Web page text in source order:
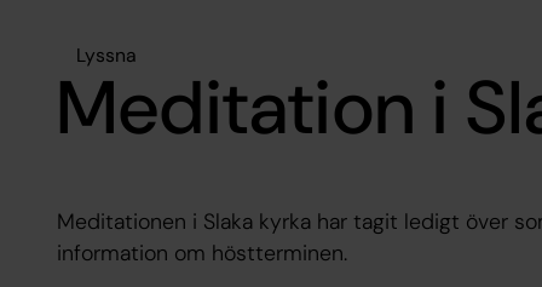
Lyssna
Meditation i
Meditationen i Slaka kyrka har tagit ledigt över
information om höstterminen.